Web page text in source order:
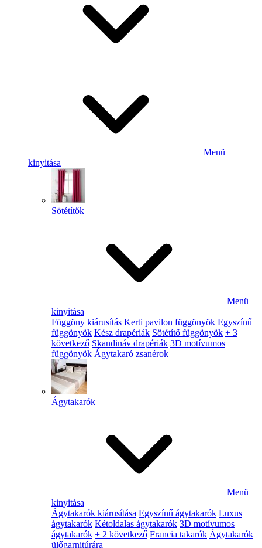
Menü
kinyitása
Sötétítők
Menü
kinyitása
Függöny kiárusítás Kerti pavilon függönyök Egyszínű
függönyök Kész drapériák Sötétítő függönyök + 3
következő Skandináv drapériák 3D motívumos
függönyök Ágytakaró zsanérok
Ágytakarók
Menü
kinyitása
Ágytakarók kiárusítása Egyszínű ágytakarók Luxus
ágytakarók Kétoldalas ágytakarók 3D motívumos
ágytakarók + 2 következő Francia takarók Ágytakarók
ülőgarnitúrára